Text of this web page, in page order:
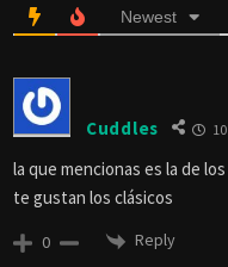
Newest
Cuddles
la que mencionas es la de
te gustan los clásicos
0 Reply